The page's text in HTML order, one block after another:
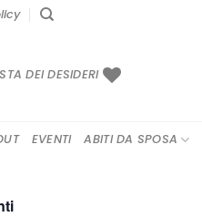
DEI DESIDERI
EVENTI ABITI DA SPOSA